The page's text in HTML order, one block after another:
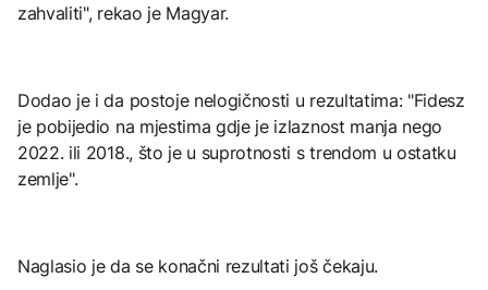
zahvaliti", rekao je Magyar.
Dodao je i da postoje nelogičnosti u rezultatima: "Fidesz
je pobijedio na mjestima gdje je izlaznost manja nego
2022. ili 2018., što je u suprotnosti s trendom u ostatku
zemlje".
Naglasio je da se konačni rezultati još čekaju.